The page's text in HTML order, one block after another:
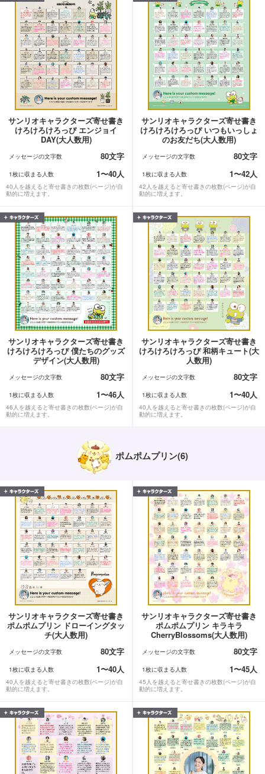
サンリオキャラクターズ寄せ書き
けろけろけろっぴ エンジョイ
DAY(大人数用)
メッセージの文字数 80文字
1枚に収まる人数 1〜40人
40人を越えると寄せ書きの枚数(ページ)が自
動的に増えます。
サンリオキャラクターズ寄せ書き
けろけろけろっぴ いつもいっしょ
のお友だち(大人数用)
メッセージの文字数 80文字
1枚に収まる人数 1〜42人
42人を越えると寄せ書きの枚数(ページ)が自
動的に増えます。
サンリオキャラクターズ寄せ書き
けろけろけろっぴ 僕たちのグッズ
デザイン(大人数用)
メッセージの文字数 80文字
1枚に収まる人数 1〜46人
46人を越えると寄せ書きの枚数(ページ)が自
動的に増えます。
サンリオキャラクターズ寄せ書き
けろけろけろっぴ 和柄キュート(大
人数用)
メッセージの文字数 80文字
1枚に収まる人数 1〜40人
40人を越えると寄せ書きの枚数(ページ)が自
動的に増えます。
ポムポムプリン(6)
サンリオキャラクターズ寄せ書き
ポムポムプリン ドローイングタッ
チ(大人数用)
メッセージの文字数 80文字
1枚に収まる人数 1〜40人
40人を越えると寄せ書きの枚数(ページ)が自
動的に増えます。
サンリオキャラクターズ寄せ書き
ポムポムプリン キラキラ
CherryBlossoms(大人数用)
メッセージの文字数 80文字
1枚に収まる人数 1〜45人
45人を越えると寄せ書きの枚数(ページ)が自
動的に増えます。